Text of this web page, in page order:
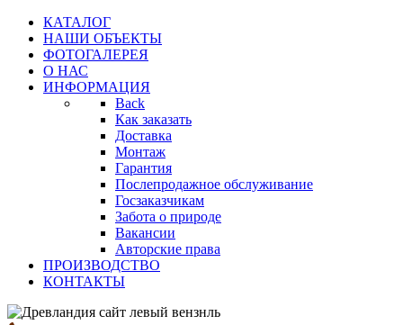
КАТАЛОГ
НАШИ ОБЪЕКТЫ
ФОТОГАЛЕРЕЯ
О НАС
ИНФОРМАЦИЯ
Back
Как заказать
Доставка
Монтаж
Гарантия
Послепродажное обслуживание
Госзаказчикам
Забота о природе
Вакансии
Авторские права
ПРОИЗВОДСТВО
КОНТАКТЫ